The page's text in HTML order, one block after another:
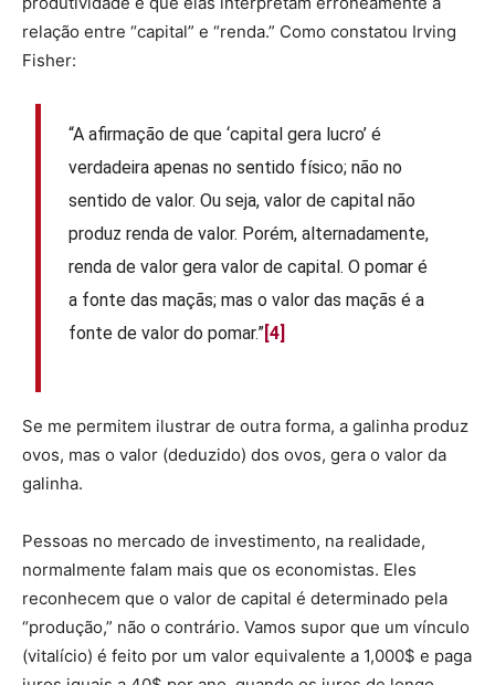
relação entre “capital” e “renda.” Como constatou Irving
Fisher:
“A afirmação de que ‘capital gera lucro’ é
verdadeira apenas no sentido físico; não no
sentido de valor. Ou seja, valor de capital não
produz renda de valor. Porém, alternadamente,
renda de valor gera valor de capital. O pomar é
a fonte das maçãs; mas o valor das maçãs é a
fonte de valor do pomar.”[4]
Se me permitem ilustrar de outra forma, a galinha produz
ovos, mas o valor (deduzido) dos ovos, gera o valor da
galinha.
Pessoas no mercado de investimento, na realidade,
normalmente falam mais que os economistas. Eles
reconhecem que o valor de capital é determinado pela
“produção,” não o contrário. Vamos supor que um vínculo
(vitalício) é feito por um valor equivalente a 1,000$ e paga